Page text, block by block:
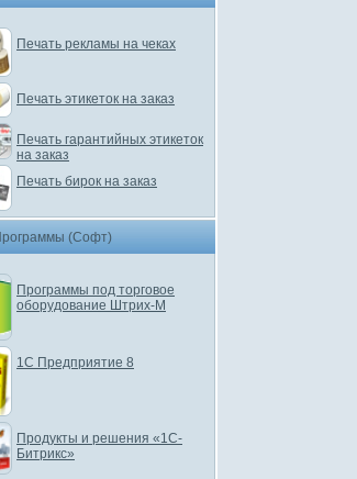
Печать рекламы на чеках
Печать этикеток на заказ
Печать гарантийных этикеток
на заказ
Печать бирок на заказ
(Софт)
Программы под торговое
оборудование Штрих-М
1С Предприятие 8
Продукты и решения «1С-
Битрикс»